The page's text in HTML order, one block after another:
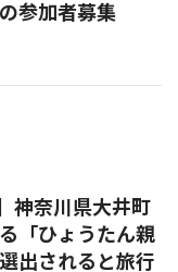
参加者募集
神奈川県大井町
「ひょうたん親
出されると旅行